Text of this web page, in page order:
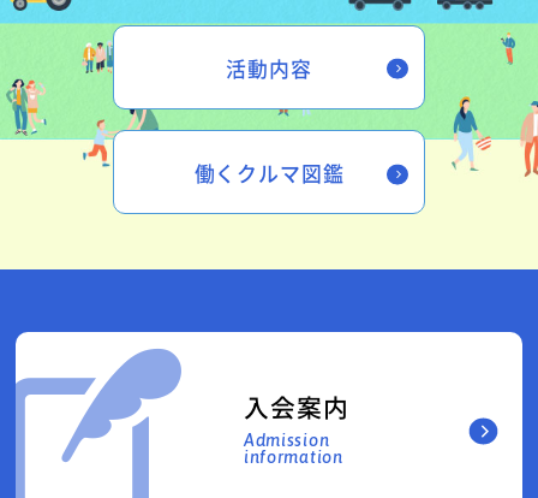
活動内容
働くクルマ図鑑
入会案内
Admission
information